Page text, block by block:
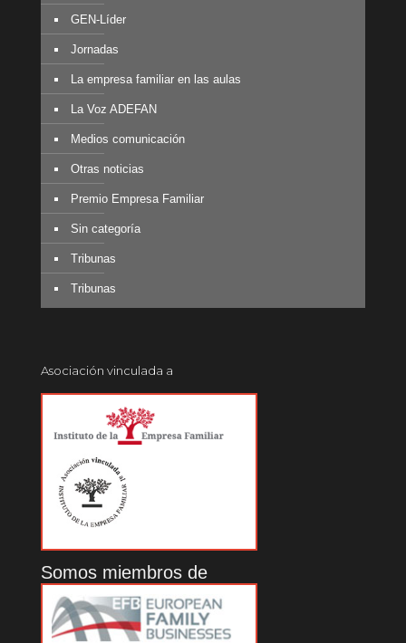
GEN-Líder
Jornadas
La empresa familiar en las aulas
La Voz ADEFAN
Medios comunicación
Otras noticias
Premio Empresa Familiar
Sin categoría
Tribunas
Tribunas
Asociación vinculada a
Somos miembros de